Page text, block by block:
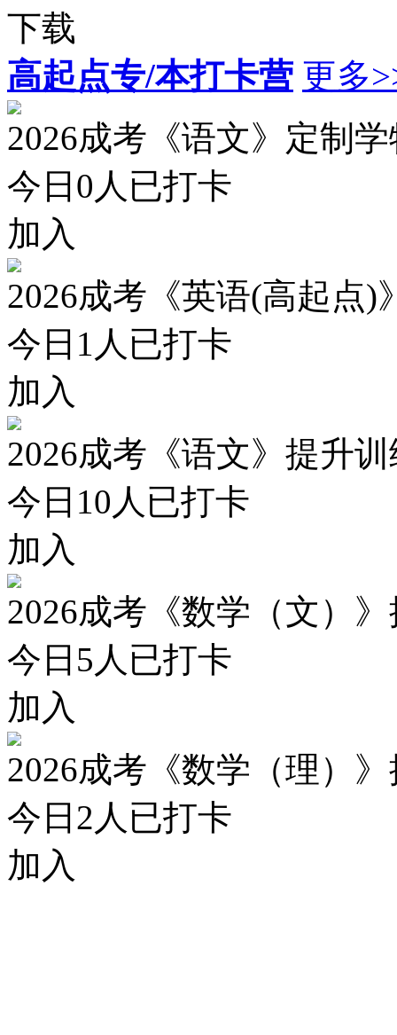
下载
高起点专/本打卡营 更多
2026成考《语文》定制
今日 0 人已打卡
加入
2026成考《英语(高起点)
今日 1 人已打卡
加入
2026成考《语文》提升
今日 10 人已打卡
加入
2026成考《数学（文）
今日 5 人已打卡
加入
2026成考《数学（理）
今日 2 人已打卡
加入